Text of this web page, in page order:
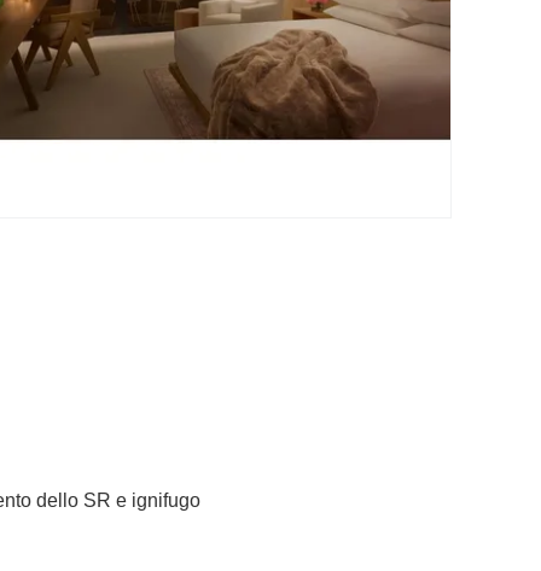
dello SR e ignifugo